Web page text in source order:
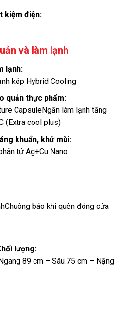
kiệm điện:
và làm lạnh
lạnh:
kép Hybrid Cooling
quản thực phẩm:
CapsuleNgăn làm lạnh tăng
(Extra cool plus)
khuẩn, khử mùi:
tử Ag+Cu Nano
Chuông báo khi quên đóng cửa
lượng:
89 cm – Sâu 75 cm – Nặng